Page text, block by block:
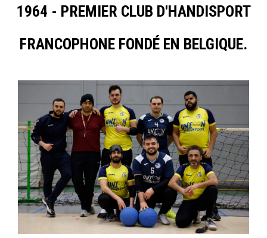
1964 - PREMIER CLUB D'HANDISPORT
FRANCOPHONE FONDÉ EN BELGIQUE.